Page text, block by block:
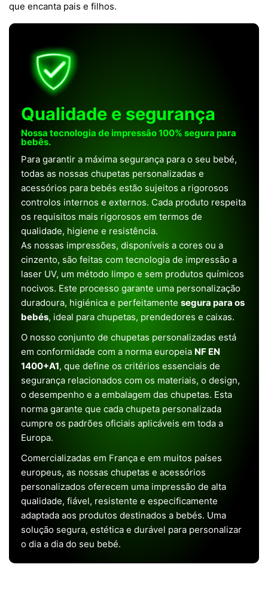
que encanta pais e filhos.
Qualidade e segurança
Nossa tecnologia de impressão 100% segura para
bebês.
Para garantir a máxima segurança para o seu bebé,
todas as nossas chupetas personalizadas e
acessórios para bebés estão sujeitos a rigorosos
controlos internos e externos. Cada produto respeita
os requisitos mais rigorosos em termos de
qualidade, higiene e resistência.
As nossas impressões, disponíveis a cores ou a
cinzento, são feitas com tecnologia de impressão a
laser UV, um método limpo e sem produtos químicos
nocivos. Este processo garante uma personalização
duradoura, higiénica e perfeitamente segura para os
bebés, ideal para chupetas, prendedores e caixas.
O nosso conjunto de chupetas personalizadas está
em conformidade com a norma europeia NF EN
1400+A1, que define os critérios essenciais de
segurança relacionados com os materiais, o design,
o desempenho e a embalagem das chupetas. Esta
norma garante que cada chupeta personalizada
cumpre os padrões oficiais aplicáveis em toda a
Europa.
Comercializadas em França e em muitos países
europeus, as nossas chupetas e acessórios
personalizados oferecem uma impressão de alta
qualidade, fiável, resistente e especificamente
adaptada aos produtos destinados a bebés. Uma
solução segura, estética e durável para personalizar
o dia a dia do seu bebé.